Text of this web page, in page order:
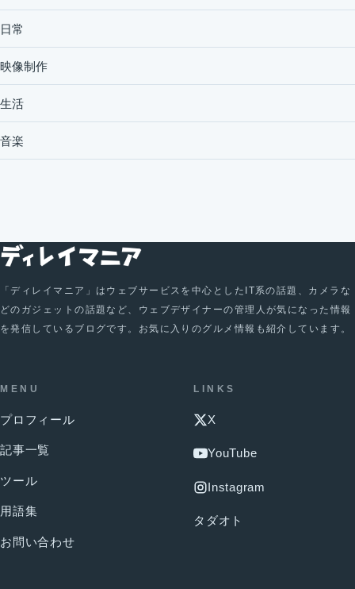
日常
映像制作
生活
音楽
「ディレイマニア」はウェブサービスを中心としたIT系の話題、カメラな
どのガジェットの話題など、ウェブデザイナーの管理人が気になった情報
を発信しているブログです。お気に入りのグルメ情報も紹介しています。
MENU
プロフィール
記事一覧
ツール
用語集
お問い合わせ
LINKS
X
YouTube
Instagram
タダオト